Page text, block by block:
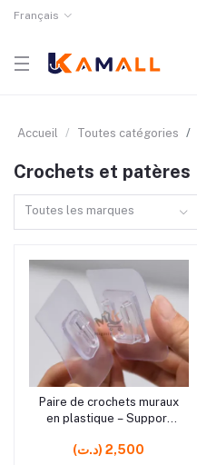
Français
Accueil Toutes catégories
Crochets et patères
Toutes les marques
rrrrrr11
Ajouter au panier
Paire de crochets muraux
en plastique – Support
maison
(د.ت) 2,500